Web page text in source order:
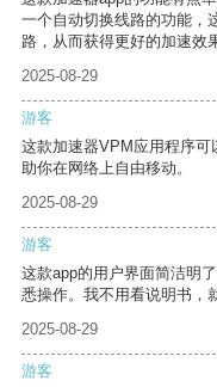
一个自动切换线路的功能，
路，从而获得更好的加速效
2025-08-29
游客
这款加速器VPM应用程序
助你在网络上自由移动。
2025-08-29
游客
这款app的用户界面简洁明
悉操作。我不用看说明书，
2025-08-29
游客